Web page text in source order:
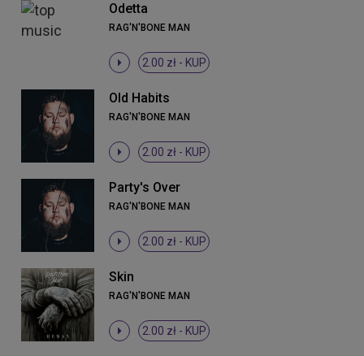
Odetta
RAG'N'BONE MAN
2.00 zł - KUP
Old Habits
RAG'N'BONE MAN
2.00 zł - KUP
Party's Over
RAG'N'BONE MAN
2.00 zł - KUP
Skin
RAG'N'BONE MAN
2.00 zł - KUP